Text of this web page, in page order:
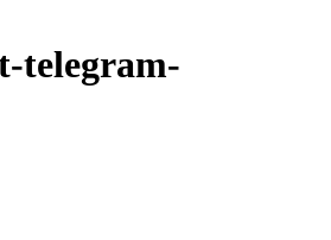
telegram-